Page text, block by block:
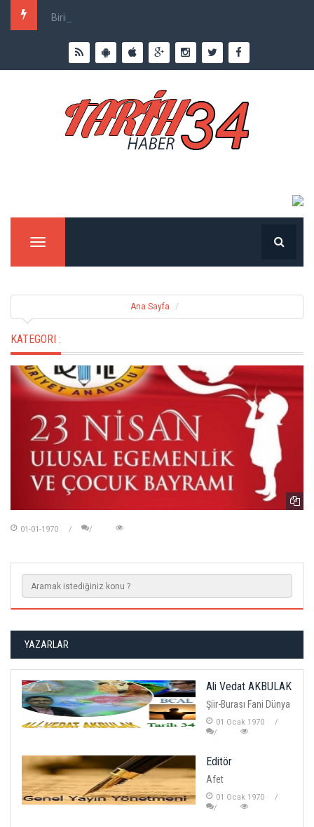
Birinci Dünya Savaşı`nda Ne Kadar İnsan Öldü?
Menu
Ana Sayfa
KATEGORI :
01-01-1970
YAZARLAR
Ali Vedat AKBULAK
Şiir-Burası Fani Dünya
01 Ocak 1970
Editör
Afet
01 Ocak 1970